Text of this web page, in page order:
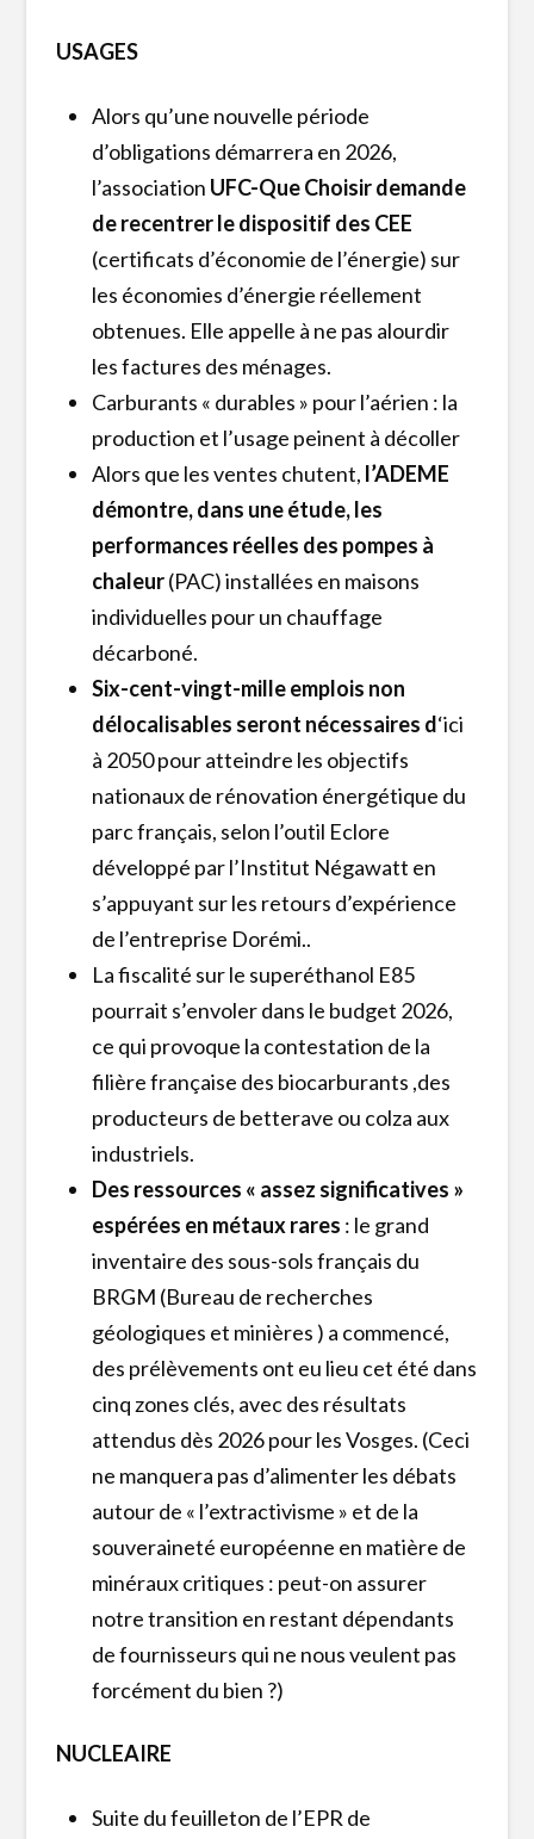
USAGES
Alors qu’une nouvelle période
d’obligations démarrera en 2026,
l’association UFC-Que Choisir demande
de recentrer le dispositif des CEE
(certificats d’économie de l’énergie) sur
les économies d’énergie réellement
obtenues. Elle appelle à ne pas alourdir
les factures des ménages.
Carburants « durables » pour l’aérien : la
production et l’usage peinent à décoller
Alors que les ventes chutent, l’ADEME
démontre, dans une étude, les
performances réelles des pompes à
chaleur(PAC) installées en maisons
individuelles pour un chauffage
décarboné.
Six-cent-vingt-mille emplois non
délocalisables seront nécessaires d‘ici
à 2050 pour atteindre les objectifs
nationaux de rénovation énergétique du
parc français, selon l’outil Eclore
développé par l’Institut Négawatt en
s’appuyant sur les retours d’expérience
de l’entreprise Dorémi..
La fiscalité sur le superéthanol E85
pourrait s’envoler dans le budget 2026,
ce qui provoque la contestation de la
filière française des biocarburants ,des
producteurs de betterave ou colza aux
industriels.
Des ressources « assez significatives »
espérées en métaux rares : le grand
inventaire des sous-sols français du
BRGM (Bureau de recherches
géologiques et minières ) a commencé,
des prélèvements ont eu lieu cet été dans
cinq zones clés, avec des résultats
attendus dès 2026 pour les Vosges. (Ceci
ne manquera pas d’alimenter les débats
autour de « l’extractivisme » et de la
souveraineté européenne en matière de
minéraux critiques : peut-on assurer
notre transition en restant dépendants
de fournisseurs qui ne nous veulent pas
forcément du bien ?)
NUCLEAIRE
Suite du feuilleton de l’EPR de